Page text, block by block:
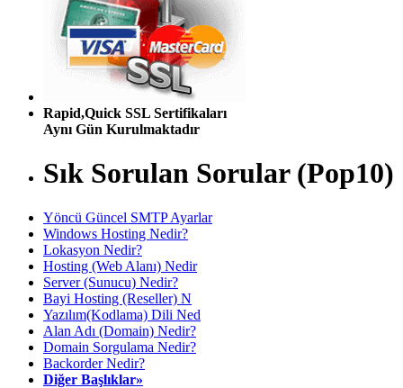
Rapid,Quick SSL Sertifikaları
Aynı Gün Kurulmaktadır
Sık Sorulan Sorular (Pop10)
Yöncü Güncel SMTP Ayarlar
Windows Hosting Nedir?
Lokasyon Nedir?
Hosting (Web Alanı) Nedir
Server (Sunucu) Nedir?
Bayi Hosting (Reseller) N
Yazılım(Kodlama) Dili Ned
Alan Adı (Domain) Nedir?
Domain Sorgulama Nedir?
Backorder Nedir?
Diğer Başlıklar»